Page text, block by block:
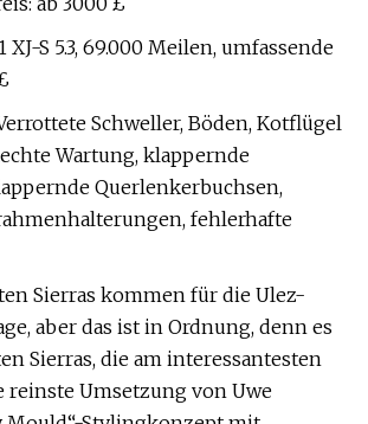
XJ-S 5.3, 69.000 Meilen, umfassende
Schweller, Böden, Kotflügel
Wartung, klappernde
Querlenkerbuchsen,
fehlerhafte
Sierras kommen für die Ulez-
aber das ist in Ordnung, denn es
Sierras, die am interessantesten
reinste Umsetzung von Uwe